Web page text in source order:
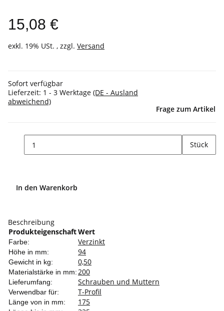
15,08 €
exkl. 19% USt. , zzgl. Versand
Sofort verfügbar
Lieferzeit: 1 - 3 Werktage (DE - Ausland
abweichend)
Frage zum Artikel
Stück
In den Warenkorb
Beschreibung
ProdukteigenschaftWert
Farbe: Verzinkt
Höhe in mm: 94
Gewicht in kg: 0,50
Materialstärke in mm:200
Lieferumfang: Schrauben und Muttern
Verwendbar für: T-Profil
Länge von in mm: 175